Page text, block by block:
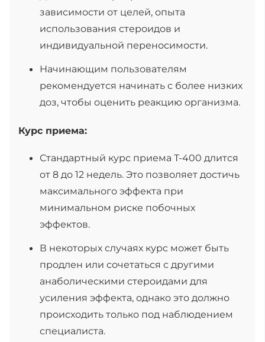
зависимости от целей, опыта
использования стероидов и
индивидуальной переносимости.
Начинающим пользователям
рекомендуется начинать с более низких
доз, чтобы оценить реакцию организма.
Курс приема:
Стандартный курс приема T-400 длится
от 8 до 12 недель. Это позволяет достичь
максимального эффекта при
минимальном риске побочных
эффектов.
В некоторых случаях курс может быть
продлен или сочетаться с другими
анаболическими стероидами для
усиления эффекта, однако это должно
происходить только под наблюдением
специалиста.